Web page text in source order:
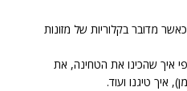
מדובר בקלוריות של מזונות
איך שהכינו את הטחינה, את
איך טיגנו ועוד.